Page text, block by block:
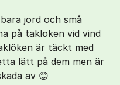
jord och små
på taklöken vid vind
är täckt med
lätt på dem men är
av 😊